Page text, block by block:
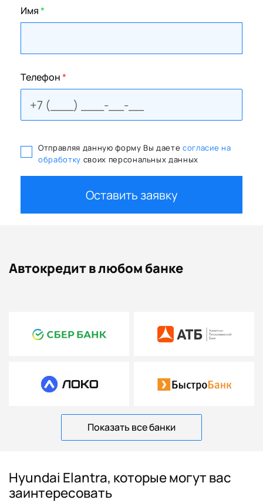
Имя*
Телефон*
Отправляя данную форму Вы даете согласие на
обработку своих персональных данных
Оставить заявку
Автокредит в любом банке
Показать все банки
Hyundai Elantra, которые могут вас
заинтересовать